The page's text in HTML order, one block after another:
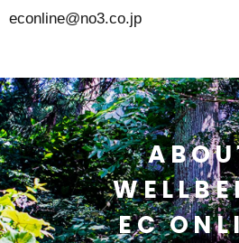
econline@no3.co.jp
EC